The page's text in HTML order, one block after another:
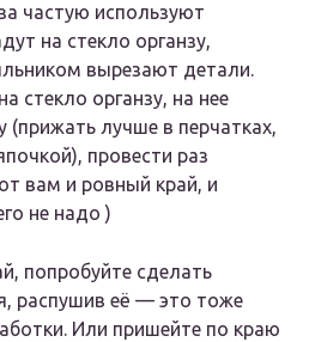
частую используют
на стекло органзу,
вырезают детали.
стекло органзу, на нее
(прижать лучше в перчатках,
провести раз
вам и ровный край, и
не надо )
попробуйте сделать
распушив её — это тоже
Или пришейте по краю